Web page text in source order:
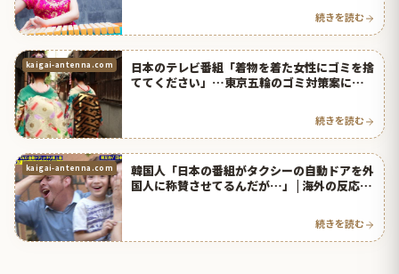
続きを読む
kaigai-antenna.com
日本のテレビ番組「着物を着た女性にゴミを捨
ててください」…東京五輪のゴミ対策案に批判
続きを読む
kaigai-antenna.com
韓国人「日本の番組がタクシーの自動ドアを外
国人に称賛させてるんだが…」 | 海外の反応ア
続きを読む